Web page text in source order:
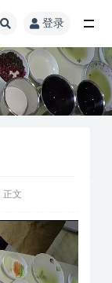
登录
正文